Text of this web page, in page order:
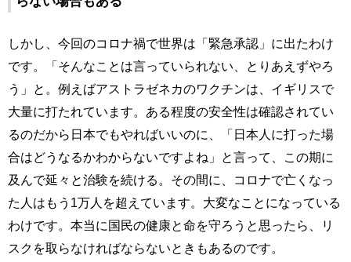
しかし、今回のコロナ禍で世界は「緊急承認」に出たわけ
です。「そんなことは言っていられない、とりあえずやろ
う」と。例えばアストラゼネカのワクチンは、イギリスで
大量に打たれています。ある程度の安全性は確認されてい
るのだから日本でもやればいいのに、「日本人に打った場
合はどうなるかわからないですよね」と言って、この期に
及んで延々と治験を続ける。その間に、コロナで亡くなっ
た人はもう1万人を超えています。大変なことになっている
わけです。本当に国民の健康と命を守ろうと思ったら、リ
スクを取らなければならないときもあるのです。